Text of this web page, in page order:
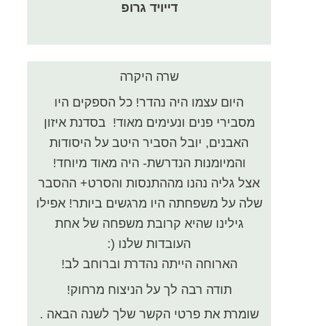
דייויד גרופ
שרה היקרה
היום עצמו היה נהדר! כל הספקים היו
מסבירי פנים ונעימים מאוד! בסדנת איזון
האבנים, יובל הסביר היטב על היסודות
והמיומנות הנדרשת- היה מאוד מיוחד!
אצל גליה נהנו מההתנסות והסרט+ ההסבר
שלה על משפחתה היו מרגשים ביותר! אפילו
גילינו שהיא קרובת משפחה של אחת
העובדות שלנו (:
הארוחה הייתה נהדרת וברוחב לב!
תודה רבה לך על הניצוח מרחוק!
שומרת את פרטי הקשר שלך לשנה הבאה .